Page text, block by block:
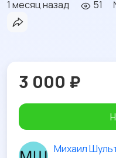
1 месяц назад 51
3 000 ₽
Михаил